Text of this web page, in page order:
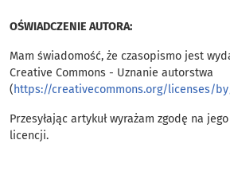
OŚWIADCZENIE AUTORA:
Mam świadomość, że czasopismo jest
Creative Commons - Uznanie autorstwa
(https://creativecommons.org/licenses/
Przesyłając artykuł wyrażam zgodę na
licencji.